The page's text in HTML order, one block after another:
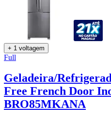
+ 1 voltagem
Full
Geladeira/
Free French Door
BRO85MKANA